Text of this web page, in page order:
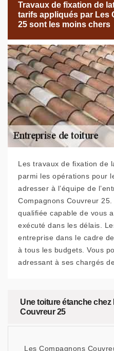
Travaux de fixation de
tarifs appliqués par Les
25 sont les moins chers
Les travaux de fixation de
parmi les opérations pour
adresser à l’équipe de
Compagnons Couvreur
qualifiée capable de vous
exécuté dans les délais.
entreprise dans le cadre
à tous les budgets. Vous
adressant à ses chargés
Une toiture étanche
Couvreur 25
Les Compagnons